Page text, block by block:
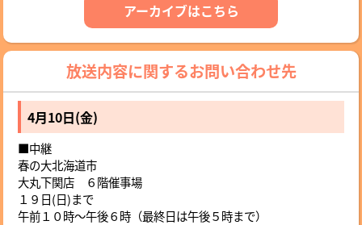
アーカイブはこちら
放送内容に関するお問い合わせ先
4月10日(金)
■中継
春の大北海道市
大丸下関店 ６階催事場
１９日(日)まで
午前１０時〜午後６時（最終日は午後５時まで）